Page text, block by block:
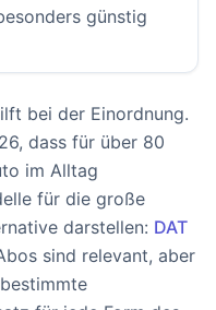
günstig
bei der Einordnung.
dass für über 80
im Alltag
für die große
darstellen: DAT
sind relevant, aber